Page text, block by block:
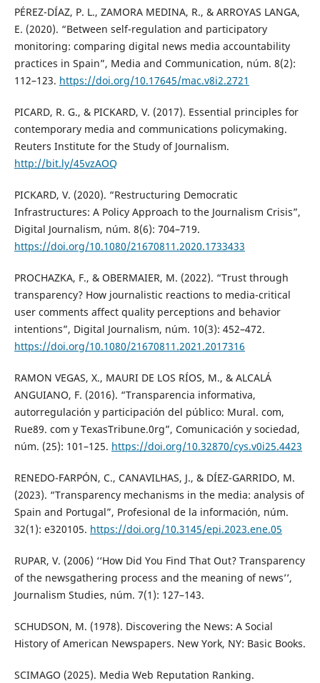
PÉREZ-DÍAZ, P. L., ZAMORA MEDINA, R., & ARROYAS LANGA,
E. (2020). “Between self-regulation and participatory
monitoring: comparing digital news media accountability
practices in Spain”, Media and Communication, núm. 8(2):
112–123. https://doi.org/10.17645/mac.v8i2.2721
PICARD, R. G., & PICKARD, V. (2017). Essential principles for
contemporary media and communications policymaking.
Reuters Institute for the Study of Journalism.
http://bit.ly/45vzAOQ
PICKARD, V. (2020). “Restructuring Democratic
Infrastructures: A Policy Approach to the Journalism Crisis”,
Digital Journalism, núm. 8(6): 704–719.
https://doi.org/10.1080/21670811.2020.1733433
PROCHAZKA, F., & OBERMAIER, M. (2022). “Trust through
transparency? How journalistic reactions to media-critical
user comments affect quality perceptions and behavior
intentions”, Digital Journalism, núm. 10(3): 452–472.
https://doi.org/10.1080/21670811.2021.2017316
RAMON VEGAS, X., MAURI DE LOS RÍOS, M., & ALCALÁ
ANGUIANO, F. (2016). “Transparencia informativa,
autorregulación y participación del público: Mural. com,
Rue89. com y TexasTribune.0rg”, Comunicación y sociedad,
núm. (25): 101–125. https://doi.org/10.32870/cys.v0i25.4423
RENEDO-FARPÓN, C., CANAVILHAS, J., & DÍEZ-GARRIDO, M.
(2023). “Transparency mechanisms in the media: analysis of
Spain and Portugal”, Profesional de la información, núm.
32(1): e320105. https://doi.org/10.3145/epi.2023.ene.05
RUPAR, V. (2006) ‘‘How Did You Find That Out? Transparency
of the newsgathering process and the meaning of news’’,
Journalism Studies, núm. 7(1): 127–143.
SCHUDSON, M. (1978). Discovering the News: A Social
History of American Newspapers. New York, NY: Basic Books.
SCIMAGO (2025). Media Web Reputation Ranking.